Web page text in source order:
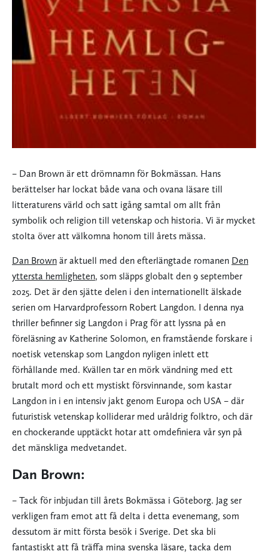
– Dan Brown är ett drömnamn för Bokmässan. Hans
berättelser har lockat både vana och ovana läsare till
litteraturens värld och satt igång samtal om allt från
symbolik och religion till vetenskap och historia. Vi är mycket
stolta över att välkomna honom till årets mässa.
Dan Brown är aktuell med den efterlängtade romanen Den
yttersta hemligheten, som släpps globalt den 9 september
2025. Det är den sjätte delen i den internationellt älskade
serien om Harvardprofessorn Robert Langdon. I denna nya
thriller befinner sig Langdon i Prag för att lyssna på en
föreläsning av Katherine Solomon, en framstående forskare i
noetisk vetenskap som Langdon nyligen inlett ett
förhållande med. Kvällen tar en mörk vändning med ett
brutalt mord och ett mystiskt försvinnande, som kastar
Langdon in i en intensiv jakt genom Europa och USA – där
futuristisk vetenskap kolliderar med uråldrig folktro, och där
en chockerande upptäckt hotar att omdefiniera vår syn på
det mänskliga medvetandet.
Dan Brown:
– Tack för inbjudan till årets Bokmässa i Göteborg. Jag ser
verkligen fram emot att få delta i detta evenemang, som
dessutom är mitt första besök i Sverige. Det ska bli
fantastiskt att få träffa mina svenska läsare, tacka dem